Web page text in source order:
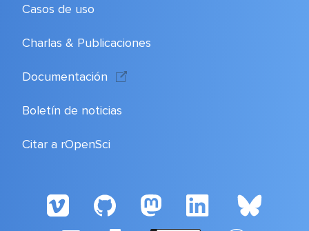
Casos de uso
Charlas & Publicaciones
Documentación
Boletín de noticias
Citar a rOpenSci